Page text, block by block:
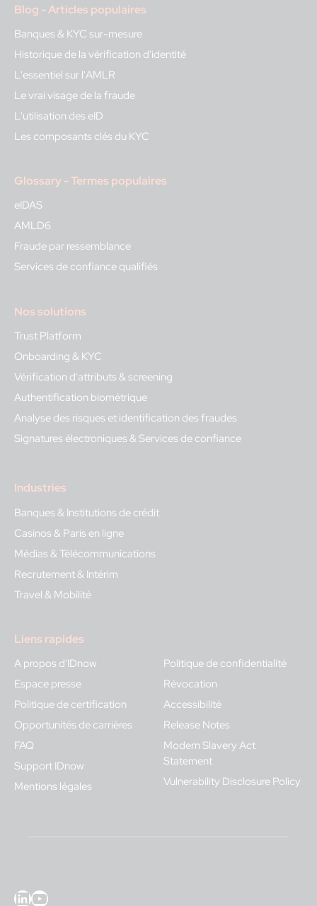
Blog - Articles populaires
Banques & KYC sur-mesure
Historique de la vérification d'identité
L'essentiel sur l'AMLR
Le vrai visage de la fraude
L'utilisation des eID
Les composants clés du KYC
Glossary - Termes populaires
eIDAS
AMLD6
Fraude par ressemblance
Services de confiance qualifiés
Nos solutions
Trust Platform
Onboarding & KYC
Vérification d'attributs & screening
Authentification biométrique
Analyse des risques et identification des fraudes
Signatures électroniques & Services de confiance
Industries
Banques & Institutions de crédit
Casinos & Paris en ligne
Médias & Télécommunications
Recrutement & Intérim
Travel & Mobilité
Liens rapides
A propos d'IDnow
Espace presse
Politique de certification
Opportunités de carrières
FAQ
Support IDnow
Mentions légales
Politique de confidentialité
Révocation
Accessibilité
Release Notes
Modern Slavery Act
Statement
Vulnerability Disclosure Policy
LinkedIn YouTube